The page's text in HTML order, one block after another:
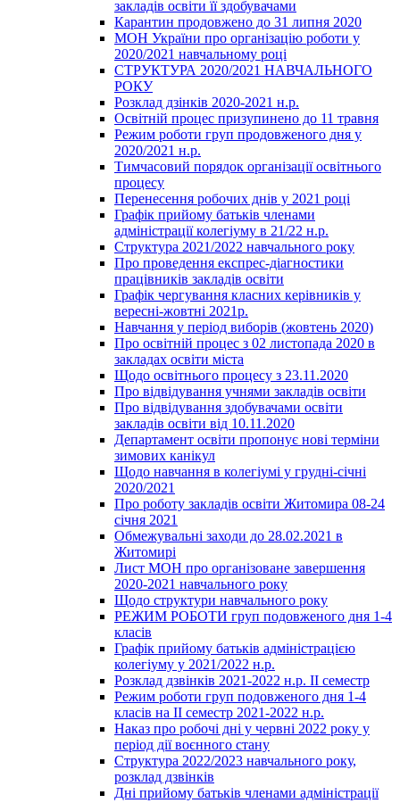
закладів освіти її здобувачами
Карантин продовжено до 31 липня 2020
МОН України про організацію роботи у
2020/2021 навчальному році
СТРУКТУРА 2020/2021 НАВЧАЛЬНОГО
РОКУ
Розклад дзінків 2020-2021 н.р.
Освітній процес призупинено до 11 травня
Режим роботи груп продовженого дня у
2020/2021 н.р.
Тимчасовий порядок організації освітнього
процесу
Перенесення робочих днів у 2021 році
Графік прийому батьків членами
адміністрації колегіуму в 21/22 н.р.
Структура 2021/2022 навчального року
Про проведення експрес-діагностики
працівників закладів освіти
Графік чергування класних керівників у
вересні-жовтні 2021р.
Навчання у період виборів (жовтень 2020)
Про освітній процес з 02 листопада 2020 в
закладах освіти міста
Щодо освітнього процесу з 23.11.2020
Про відвідування учнями закладів освіти
Про відвідування здобувачами освіти
закладів освіти від 10.11.2020
Департамент освіти пропонує нові терміни
зимових канікул
Щодо навчання в колегіумі у грудні-січні
2020/2021
Про роботу закладів освіти Житомира 08-24
січня 2021
Обмежувальні заходи до 28.02.2021 в
Житомирі
Лист МОН про організоване завершення
2020-2021 навчального року
Щодо структури навчального року
РЕЖИМ РОБОТИ груп подовженого дня 1-4
класів
Графік прийому батьків адміністрацією
колегіуму у 2021/2022 н.р.
Розклад дзвінків 2021-2022 н.р. ІІ семестр
Режим роботи груп подовженого дня 1-4
класів на ІІ семестр 2021-2022 н.р.
Наказ про робочі дні у червні 2022 року у
період дії воєнного стану
Структура 2022/2023 навчального року,
розклад дзвінків
Дні прийому батьків членами адміністрації